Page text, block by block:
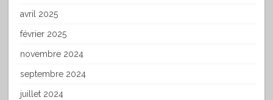
avril 2025
février 2025
novembre 2024
septembre 2024
juillet 2024